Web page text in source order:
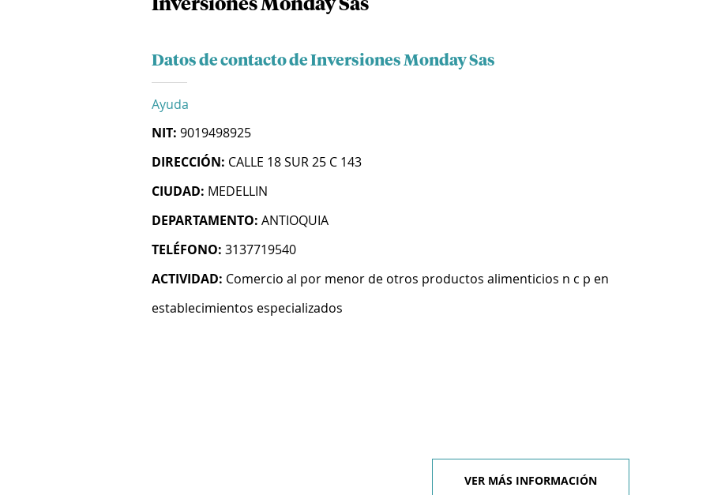
Inversiones Monday Sas
Datos de contacto de Inversiones Monday Sas
Ayuda
NIT: 9019498925
DIRECCIÓN: CALLE 18 SUR 25 C 143
CIUDAD: MEDELLIN
DEPARTAMENTO: ANTIOQUIA
TELÉFONO: 3137719540
ACTIVIDAD: Comercio al por menor de otros productos alimenticios n c p en
establecimientos especializados
VER MÁS INFORMACIÓN